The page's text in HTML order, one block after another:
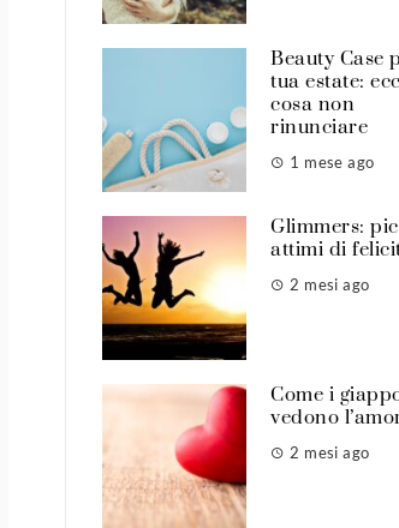
Beauty Case
tua estate:
cosa non
rinunciare
1 mese ago
Glimmers:
attimi di
2 mesi ago
Come i
vedono
2 mesi ago